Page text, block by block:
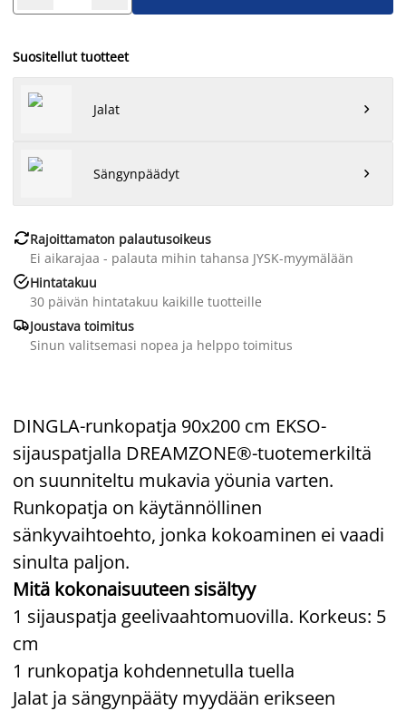
Suositellut tuotteet
Jalat 
Sängynpäädyt 
Rajoittamaton palautusoikeus
Ei aikarajaa - palauta mihin tahansa JYSK-myymälään
Hintatakuu
30 päivän hintatakuu kaikille tuotteille
Joustava toimitus
Sinun valitsemasi nopea ja helppo toimitus
DINGLA-runkopatja 90x200 cm EKSO-
sijauspatjalla DREAMZONE®-tuotemerkiltä
on suunniteltu mukavia yöunia varten.
Runkopatja on käytännöllinen
sänkyvaihtoehto, jonka kokoaminen ei vaadi
sinulta paljon.
Mitä kokonaisuuteen sisältyy
1 sijauspatja geelivaahtomuovilla. Korkeus: 5
cm
1 runkopatja kohdennetulla tuella
Jalat ja sängynpääty myydään erikseen